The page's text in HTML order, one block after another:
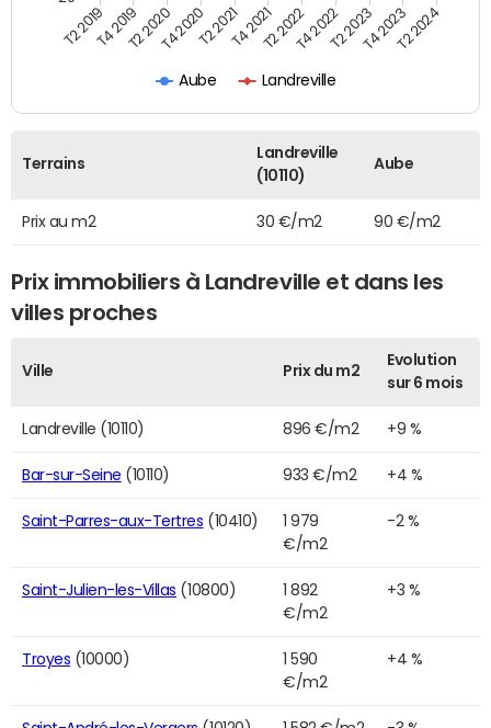
Aube Landreville
T2 2019T4 2019T2 2020T4 2020T2 2021T4 2021T2 2022T4 2022T2 2023T4 2023T2 2024
Terrains
Landreville
(10110)
Aube
Prix au m2 30 €/m2 90 €/m2
Prix immobiliers à Landreville et dans les
villes proches
Ville Prix du m2
Evolution
sur 6 mois
Landreville (10110) 896 €/m2 +9 %
Bar-sur-Seine (10110) 933 €/m2 +4 %
Saint-Parres-aux-Tertres (10410)
1 979
€/m2
-2 %
Saint-Julien-les-Villas (10800)
1 892
€/m2
+3 %
Troyes (10000)
1 590
€/m2
+4 %